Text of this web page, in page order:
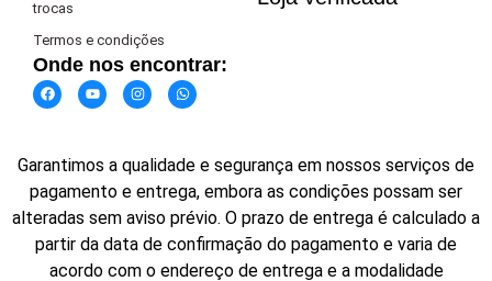
trocas
Termos e condições
Onde nos encontrar:
Garantimos a qualidade e segurança em nossos serviços de
pagamento e entrega, embora as condições possam ser
alteradas sem aviso prévio. O prazo de entrega é calculado a
partir da data de confirmação do pagamento e varia de
acordo com o endereço de entrega e a modalidade